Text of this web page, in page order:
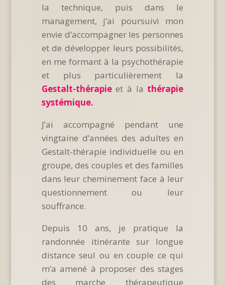
la technique, puis dans le
management, j’ai poursuivi mon
envie d’accompagner les personnes
et de développer leurs possibilités,
en me formant à la psychothérapie
et plus particulièrement la
Gestalt-thérapieet à la thérapie
systémique.
J’ai accompagné pendant une
vingtaine d’années des adultes en
Gestalt-thérapie individuelle ou en
groupe, des couples et des familles
dans leur cheminement face à leur
questionnement ou leur
souffrance.
Depuis 10 ans, je pratique la
randonnée itinérante sur longue
distance seul ou en couple ce qui
m’a amené à proposer des stages
des marche thérapeutique